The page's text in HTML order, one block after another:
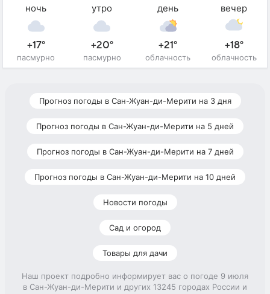
ночь
+17°
пасмурно
утро
+20°
пасмурно
день
+21°
облачность
вечер
+18°
облачность
Прогноз погоды в Сан-Жуан-ди-Мерити на 3 дня
Прогноз погоды в Сан-Жуан-ди-Мерити на 5 дней
Прогноз погоды в Сан-Жуан-ди-Мерити на 7 дней
Прогноз погоды в Сан-Жуан-ди-Мерити на 10 дней
Новости погоды
Сад и огород
Товары для дачи
Наш проект подробно информирует вас о погоде 9 июля
в Сан-Жуан-ди-Мерити и других 13245 городах России и